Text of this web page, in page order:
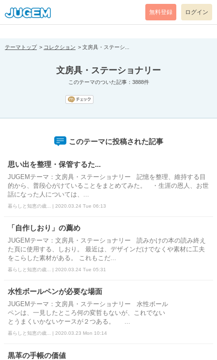
[pear_error: message="Success" code=0 mode=return level=notice
prefix="" info=""]
無料登録 ログイン
テーマトップ コレクション 文房具・ステーシ...
文房具・ステーショナリー
このテーマのついた記事：3888件
このテーマに投稿された記事
思い出を整理・保管するた...
JUGEMテーマ：文房具・ステーショナリー 記憶を整理、維持する目
的から、普段心がけていることをまとめてみた。 ・生涯の恩人、お世
話になった人については、...
暮らしと知恵の歳... | 2020.03.24 Tue 06:13
「自作しおり」の薦め
JUGEMテーマ：文房具・ステーショナリー 読みかけの本の読み終え
た頁に使用する、しおり。 最近は、デザインだけでなくや素材に工夫
をこらした素材がある。 これもこだ...
暮らしと知恵の歳... | 2020.03.24 Tue 05:31
水性ボールペンが必要な場面
JUGEMテーマ：文房具・ステーショナリー 水性ボール
ペンは、一見したところ何の変哲もないが、これでない
とうまくいかないケースが２つある。 ...
暮らしと知恵の歳... | 2020.03.23 Mon 10:14
黒革の手帳の価値